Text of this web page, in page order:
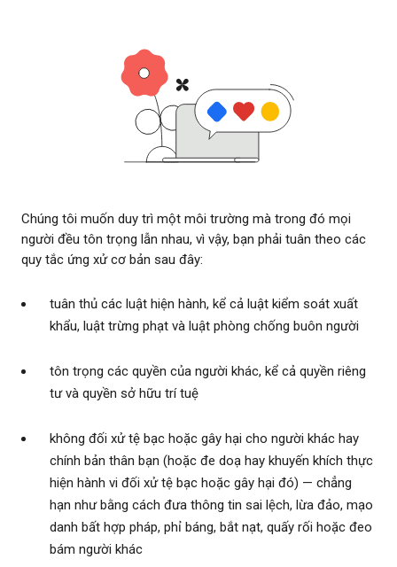
Chúng tôi muốn duy trì một môi trường mà trong đó mọi
người đều tôn trọng lẫn nhau, vì vậy, bạn phải tuân theo các
quy tắc ứng xử cơ bản sau đây:
tuân thủ các luật hiện hành, kể cả luật kiểm soát xuất
khẩu, luật trừng phạt và luật phòng chống buôn người
tôn trọng các quyền của người khác, kể cả quyền riêng
tư và quyền sở hữu trí tuệ
không đối xử tệ bạc hoặc gây hại cho người khác hay
chính bản thân bạn (hoặc đe doạ hay khuyến khích thực
hiện hành vi đối xử tệ bạc hoặc gây hại đó) — chẳng
hạn như bằng cách đưa thông tin sai lệch, lừa đảo, mạo
danh bất hợp pháp, phỉ báng, bắt nạt, quấy rối hoặc đeo
bám người khác